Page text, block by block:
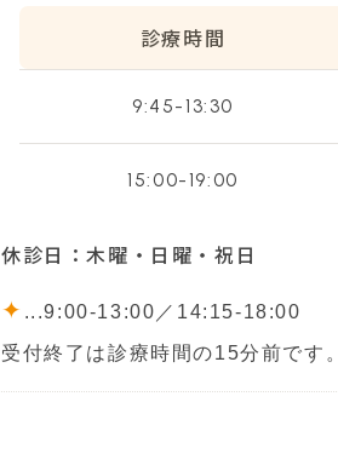
診療時間
9:45-13:30
15:00-19:00
休診日：木曜・日曜・祝日
✦ ...9:00-13:00／ 14:15-18:00
受付終了は診療時間の15分前です。